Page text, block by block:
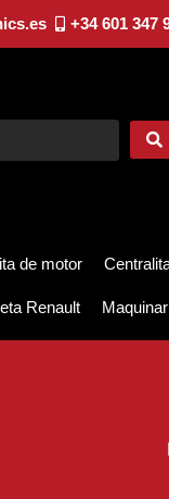
+34 601 347
de motor
Renault